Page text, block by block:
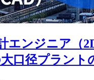
エンジニア（
口径プラント